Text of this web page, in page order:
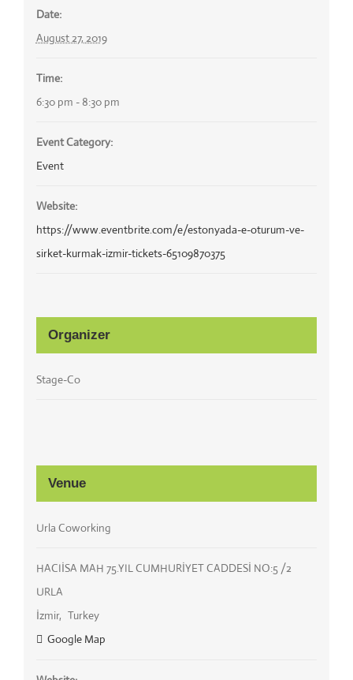
Date:
August 27, 2019
Time:
6:30 pm - 8:30 pm
Event Category:
Event
Website:
https://www.eventbrite.com/e/estonyada-e-oturum-ve-
sirket-kurmak-izmir-tickets-65109870375
Organizer
Stage-Co
Venue
Urla Coworking
HACIİSA MAH 75.YIL CUMHURİYET CADDESİ NO:5 /2
URLA
İzmir, Turkey
Google Map